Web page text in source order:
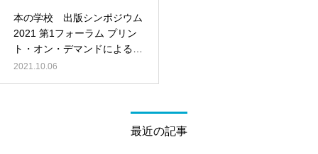
本の学校 出版シンポジウム
2021 第1フォーラム プリン
ト・オン・デマンドによる出
版流通改革
2021.10.06
最近の記事